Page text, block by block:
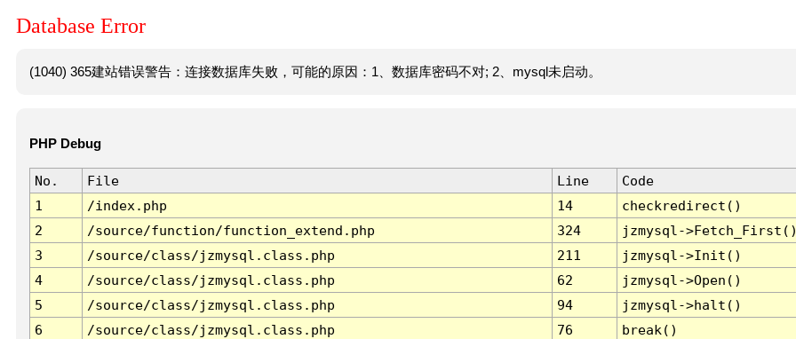
Database Error
(1040) 365建站错误警告：连接数据库失败，可能的原因：1、数据库密码不对; 2、mysql未启动。
PHP Debug
No. File Line
Code
1
/index.php 14
checkredirect()
2
/source/function/function_extend.php 324
jzmysql-
3
/source/class/jzmysql.class.php 211
jzmysql->Init()
4
/source/class/jzmysql.class.php 62
jzmysql->Open()
5
/source/class/jzmysql.class.php 94
jzmysql->halt()
6
/source/class/jzmysql.class.php 76 break()